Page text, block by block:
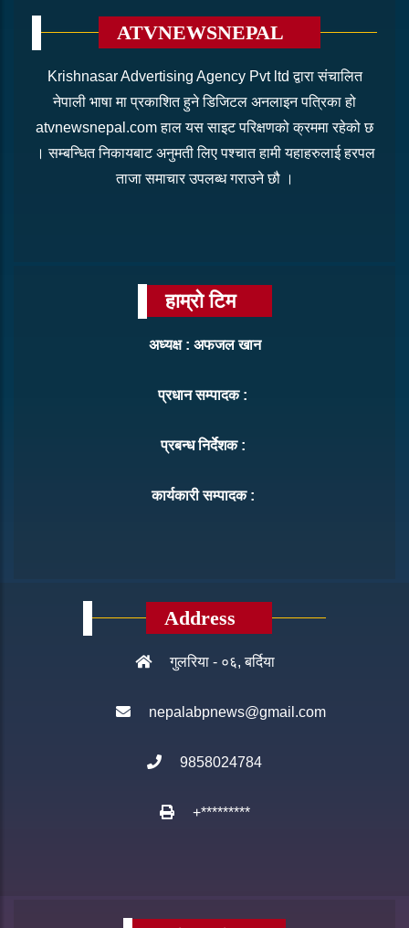
ATVNEWSNEPAL
Krishnasar Advertising Agency Pvt ltd द्वारा संचालित
नेपाली भाषा मा प्रकाशित हुने डिजिटल अनलाइन पत्रिका हो
atvnewsnepal.com हाल यस साइट परिक्षणको क्रममा रहेको छ
। सम्बन्धित निकायबाट अनुमती लिए पश्चात हामी यहाहरुलाई हरपल
ताजा समाचार उपलब्ध गराउने छौ ।
हाम्रो टिम
अध्यक्ष : अफजल खान
प्रधान सम्पादक :
प्रबन्ध निर्देशक :
कार्यकारी सम्पादक :
Address
गुलरिया - ०६, बर्दिया
nepalabpnews@gmail.com
9858024784
+*********